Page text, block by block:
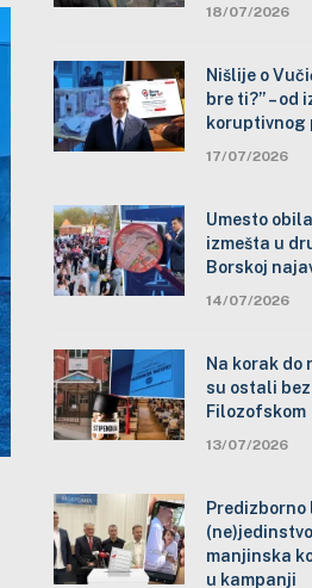
18/07/2026
Nišlije o
bre ti?” – od
koruptivnog
17/07/2026
Umesto
izmešta u
Borskoj
14/07/2026
Na korak do
su ostali
Filozofskom
13/07/2026
Predizborno
manjinska
u kampanji